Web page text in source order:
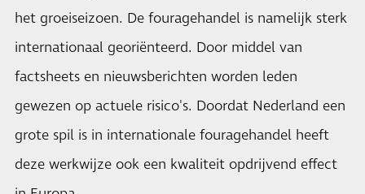
het groeiseizoen. De fouragehandel is namelijk sterk
internationaal georiënteerd. Door middel van
factsheets en nieuwsberichten worden leden
gewezen op actuele risico's. Doordat Nederland een
grote spil is in internationale fouragehandel heeft
deze werkwijze ook een kwaliteit opdrijvend effect